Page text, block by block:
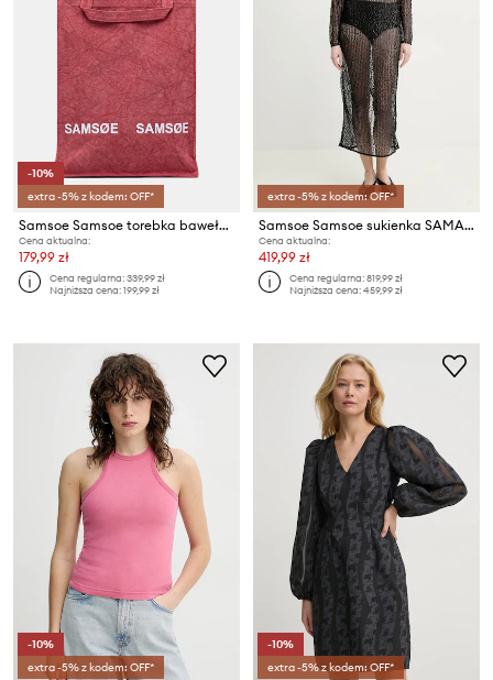
-10%
extra -5% z kodem: OFF*
Samsoe Samsoe torebka bawełniana SALUCCA
Cena aktualna:
179,99 zł
Cena regularna:339,99 zł
Najniższa cena:199,99 zł
extra -5% z kodem: OFF*
Samsoe Samsoe sukienka SAMADDA
Cena aktualna:
419,99 zł
Cena regularna:819,99 zł
Najniższa cena:459,99 zł
-10%
extra -5% z kodem: OFF*
-10%
extra -5% z kodem: OFF*